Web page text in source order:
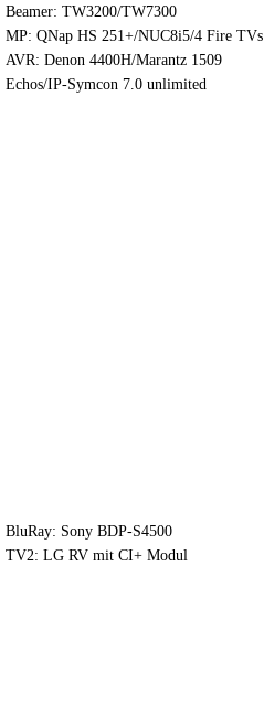
Beamer: TW3200/TW7300
MP: QNap HS 251+/NUC8i5/4 Fire TVs
AVR: Denon 4400H/Marantz 1509
Echos/IP-Symcon 7.0 unlimited
BluRay: Sony BDP-S4500
TV2: LG RV mit CI+ Modul